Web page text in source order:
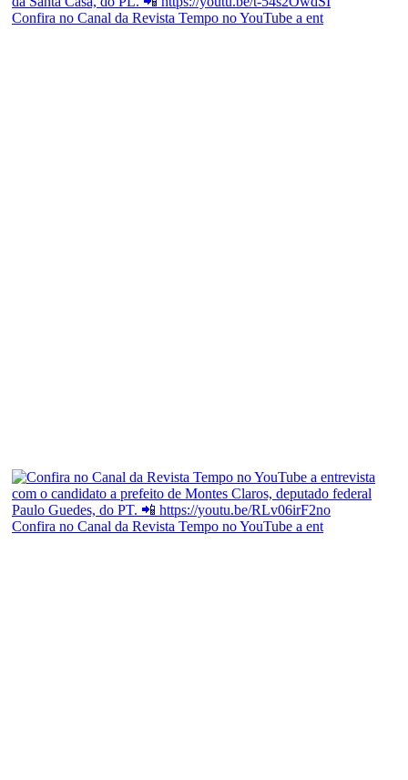
Confira no Canal da Revista Tempo no YouTube a ent
Confira no Canal da Revista Tempo no YouTube a ent